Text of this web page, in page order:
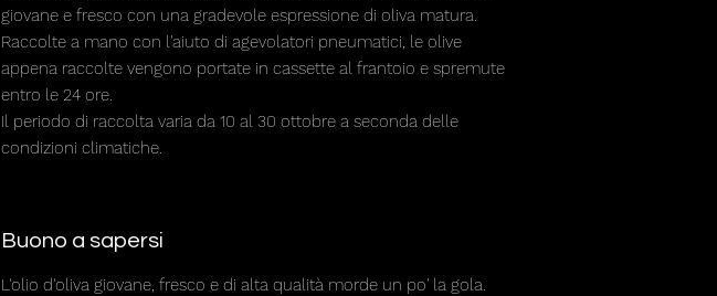
giovane e fresco con una gradevole espressione di oliva matura.
Raccolte a mano con l'aiuto di agevolatori pneumatici, le olive
appena raccolte vengono portate in cassette al frantoio e spremute
entro le 24 ore.
Il periodo di raccolta varia da 10 al 30 ottobre a seconda delle
condizioni climatiche.
Buono a sapersi
L'olio d'oliva giovane, fresco e di alta qualità morde un po' la gola.